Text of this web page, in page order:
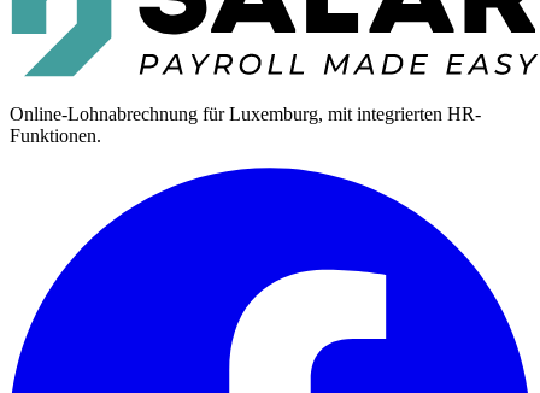
Online-Lohnabrechnung für Luxemburg, mit integrierten HR-
Funktionen.